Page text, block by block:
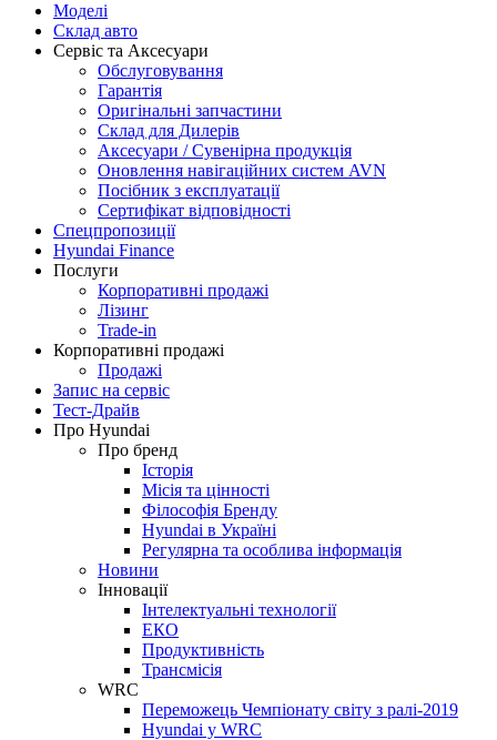
Моделі
Склад авто
Сервіс та Аксесуари
Обслуговування
Гарантія
Оригінальні запчастини
Склад для Дилерів
Аксесуари / Сувенірна продукція
Оновлення навігаційних систем AVN
Посібник з експлуатації
Сертифікат відповідності
Спецпропозиції
Hyundai Finance
Послуги
Корпоративні продажі
Лізинг
Trade-in
Корпоративні продажі
Продажі
Запис на сервіс
Тест-Драйв
Про Hyundai
Про бренд
Історія
Місія та цінності
Філософія Бренду
Hyundai в Україні
Регулярна та особлива інформація
Новини
Інновації
Інтелектуальні технології
ЕКО
Продуктивність
Трансмісія
WRC
Переможець Чемпіонату світу з ралі-2019
Hyundai у WRC